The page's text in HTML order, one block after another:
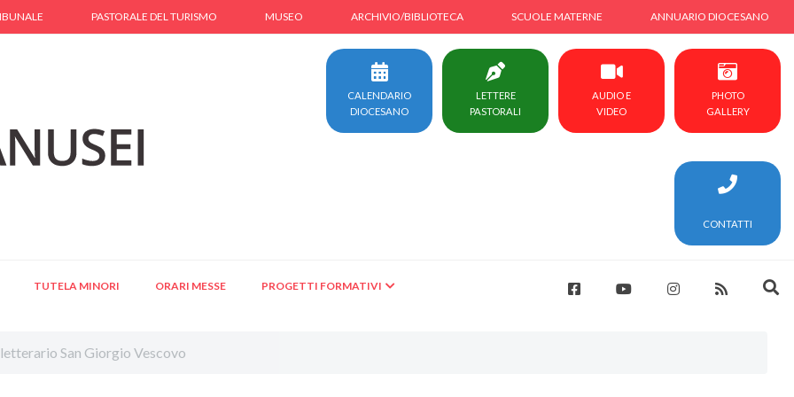
PASTORALE DEL TURISMO MUSEO ARCHIVIO/BIBLIOTECA SCUOLE MATERNE ANNUARIO DIOCESANO
CALENDARIO
DIOCESANO
LETTERE
PASTORALI
AUDIO E
VIDEO
PHOTO
GALLERY
CONTATTI
TUTELA MINORI ORARI MESSE PROGETTI FORMATIVI
San Giorgio Vescovo